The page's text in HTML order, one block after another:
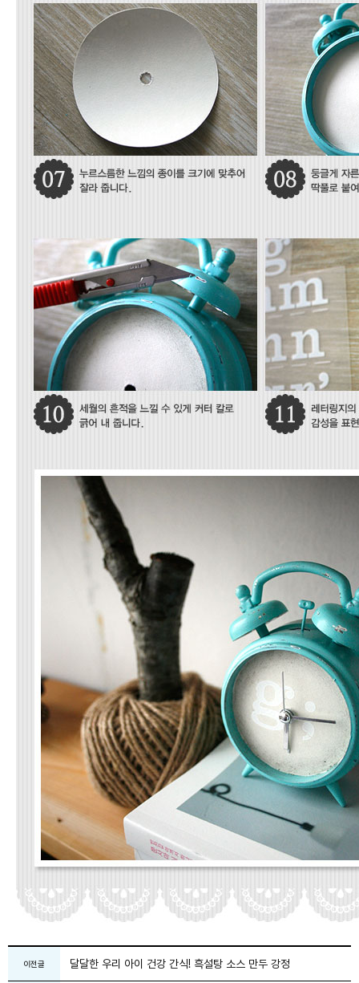
이전글 달달한 우리 아이 건강 간식! 흑설탕 소스 만두 강정